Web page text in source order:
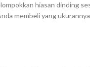
hiasan dinding
membeli yang